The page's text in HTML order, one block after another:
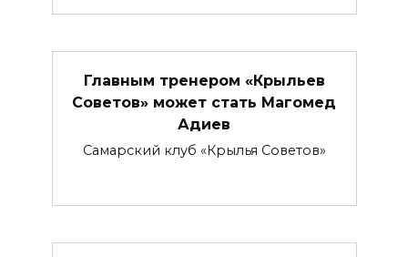
Главным тренером «Крыльев
Советов» может стать Магомед
Адиев
Самарский клуб «Крылья Советов»